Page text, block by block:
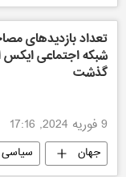
تعداد بازدیدهای
شبکه اجتماعی ایکس
گذشت
9 فوریه 2024, 17:16
جهان سیاسی